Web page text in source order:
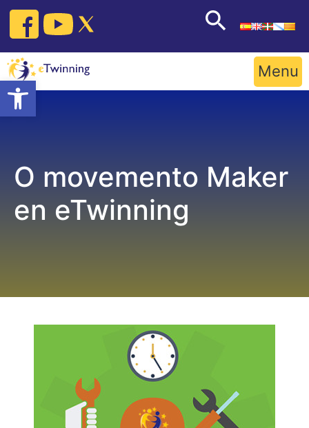
Open toolbar
Skip
content
Menu
O movemento Maker
en eTwinning